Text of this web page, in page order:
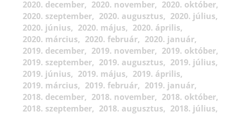
2020. december
2020. november
2020. október
2020. szeptember
2020. augusztus
2020. július
2020. június
2020. május
2020. április
2020. március
2020. február
2020. január
2019. december
2019. november
2019. október
2019. szeptember
2019. augusztus
2019. július
2019. június
2019. május
2019. április
2019. március
2019. február
2019. január
2018. december
2018. november
2018. október
2018. szeptember
2018. augusztus
2018. július